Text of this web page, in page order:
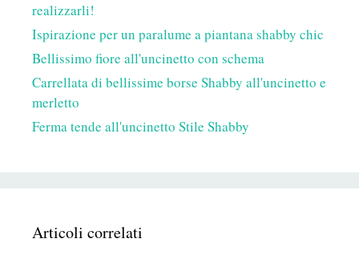
realizzarli!
Ispirazione per un paralume a piantana shabby chic
Bellissimo fiore all'uncinetto con schema
Carrellata di bellissime borse Shabby all'uncinetto e
merletto
Ferma tende all'uncinetto Stile Shabby
Articoli correlati